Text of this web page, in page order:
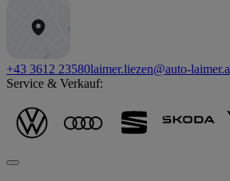
+43 3612 23580laimer.liezen@auto-
Service & Verkauf: